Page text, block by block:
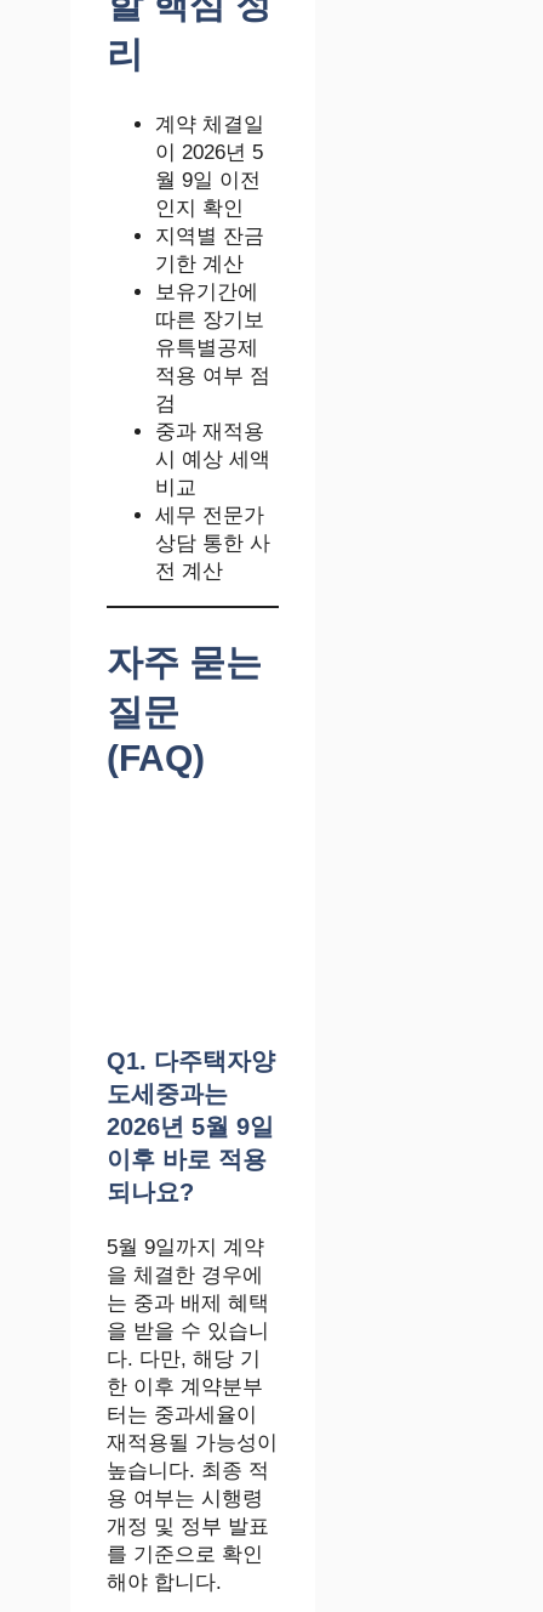
리
계약 체결일
이 2026년 5
월 9일 이전
인지 확인
지역별 잔금
기한 계산
보유기간에
따른 장기보
유특별공제
적용 여부 점
검
중과 재적용
시 예상 세액
비교
세무 전문가
상담 통한 사
전 계산
자주 묻는
질문
(FAQ)
Q1. 다주택자양
도세중과는
2026년 5월 9일
이후 바로 적용
되나요?
5월 9일까지 계약
을 체결한 경우에
는 중과 배제 혜택
을 받을 수 있습니
다. 다만, 해당 기
한 이후 계약분부
터는 중과세율이
재적용될 가능성이
높습니다. 최종 적
용 여부는 시행령
개정 및 정부 발표
를 기준으로 확인
해야 합니다.